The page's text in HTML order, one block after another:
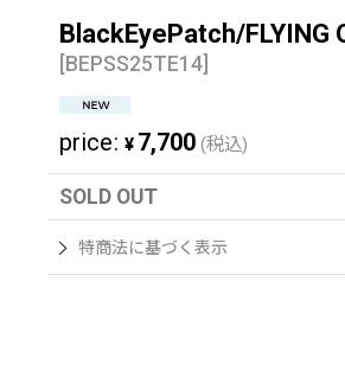
BlackEyePatch/FLYING
[BEPSS25TE14]
price: ¥ 7,700 (税込)
SOLD OUT
特商法に基づく表示